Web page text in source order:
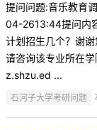
提问问题:音乐教育
04-2613:44提问内
计划招生几个？谢
请咨询该专业所在
z.shzu.ed ...
石河子大学考研问题